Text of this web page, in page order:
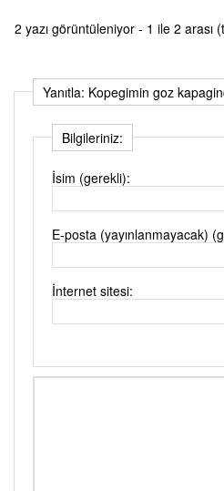
2 yazı görüntüleniyor - 1 ile 2 arası
Yanıtla: Kopegimin goz
Bilgileriniz:
İsim (gerekli):
E-posta (yayınlanmayacak)
İnternet sitesi: